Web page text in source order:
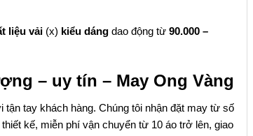
liệu vải (x) kiểu dáng dao động từ 90.000 –
– uy tín – May Ong Vàng
tay khách hàng. Chúng tôi nhận đặt may từ số
kế, miễn phí vận chuyển từ 10 áo trở lên, giao